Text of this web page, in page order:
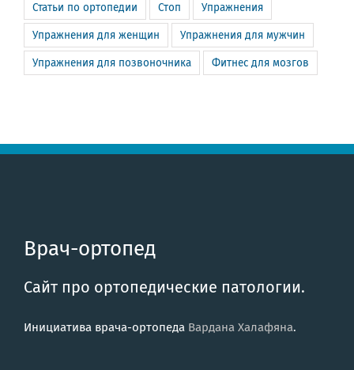
Статьи по ортопедии Стоп Упражнения
Упражнения для женщин Упражнения для мужчин
Упражнения для позвоночника Фитнес для мозгов
Врач-ортопед
Сайт про ортопедические патологии.
Инициатива врача-ортопеда Вардана Халафяна.